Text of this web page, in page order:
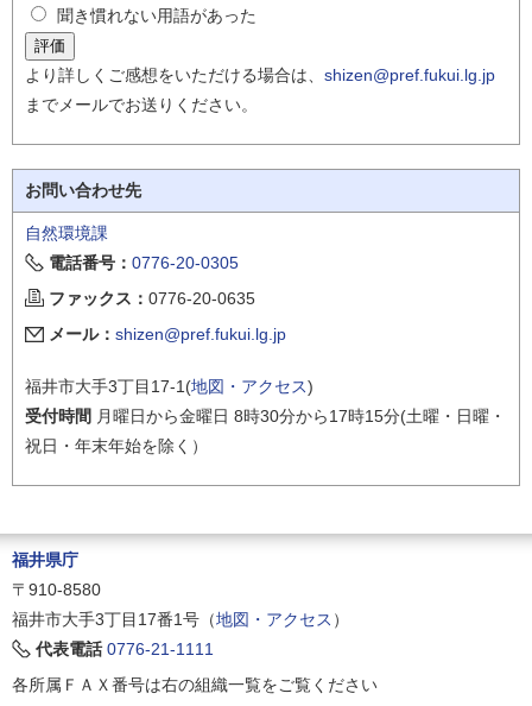
聞き慣れない用語があった
より詳しくご感想をいただける場合は、 shizen@pref.fukui.lg.jp
までメールでお送りください。
お問い合わせ先
自然環境課
電話番号： 0776-20-0305
ファックス： 0776-20-0635
メール： shizen@pref.fukui.lg.jp
福井市大手3丁目17-1(地図・アクセス)
受付時間 月曜日から金曜日 8時30分から17時15分(土曜・日曜・
祝日・年末年始を除く）
福井県庁
〒910-8580
福井市大手3丁目17番1号（地図・アクセス ）
代表電話 0776-21-1111
各所属ＦＡＸ番号は右の組織一覧をご覧ください